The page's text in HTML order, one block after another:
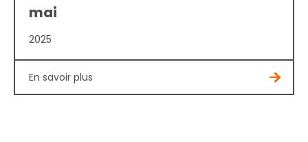
mai
2025
En savoir plus